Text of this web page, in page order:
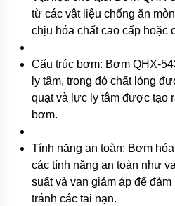
bơm
bánh
răng
trong
bơm
bánh
2CY
Bơm
răng
từ các vật liệu chống ăn
chịu hóa chất cao cấp hoặc
Cấu trúc bơm: Bơm QHX-
ly tâm, trong đó chất lỏng
quạt và lực ly tâm được tạo
bơm.
Tính năng an toàn: Bơm
các tính năng an toàn như
suất và van giảm áp để
tránh các tai nạn.